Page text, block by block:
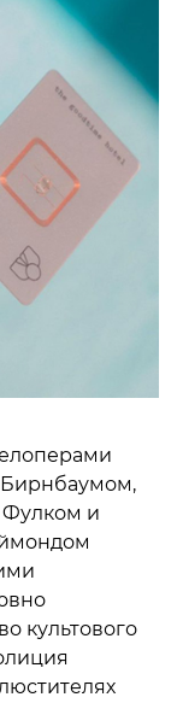
и
культового